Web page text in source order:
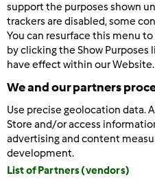
sob., 12/28/2013 - 07:50
Kochani - otwieram nowy
Napiszcie co wam
marek sprzetu, zeby nie
To moze ja zaczne - u
sokow. Wiem, ze w TM
support the purposes shown
trackers are disabled, some
You can resurface this menu
by clicking the Show
have effect within our
We and our partners
Use precise geolocation data.
Store and/or access
advertising and content
development.
List of Partners (vendors)